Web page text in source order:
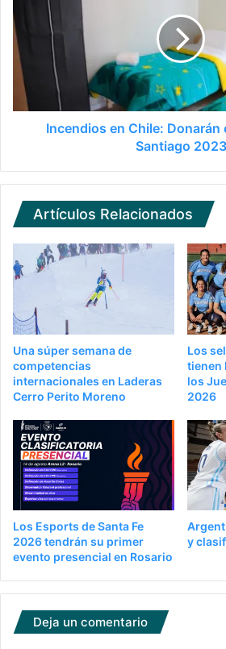
Incendios en Chile: Donarán
Santiago 2023
Artículos Relacionados
Una súper semana de
competencias
internacionales en Laderas
Cerro Perito Moreno
Los
tienen
los
2026
Los Esports de Santa Fe
2026 tendrán su primer
evento presencial en Rosario
y
Deja un comentario